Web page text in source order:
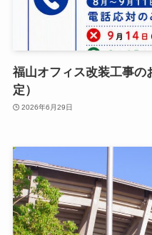
福山オフィス改装工事の
定）
2026年6月29日